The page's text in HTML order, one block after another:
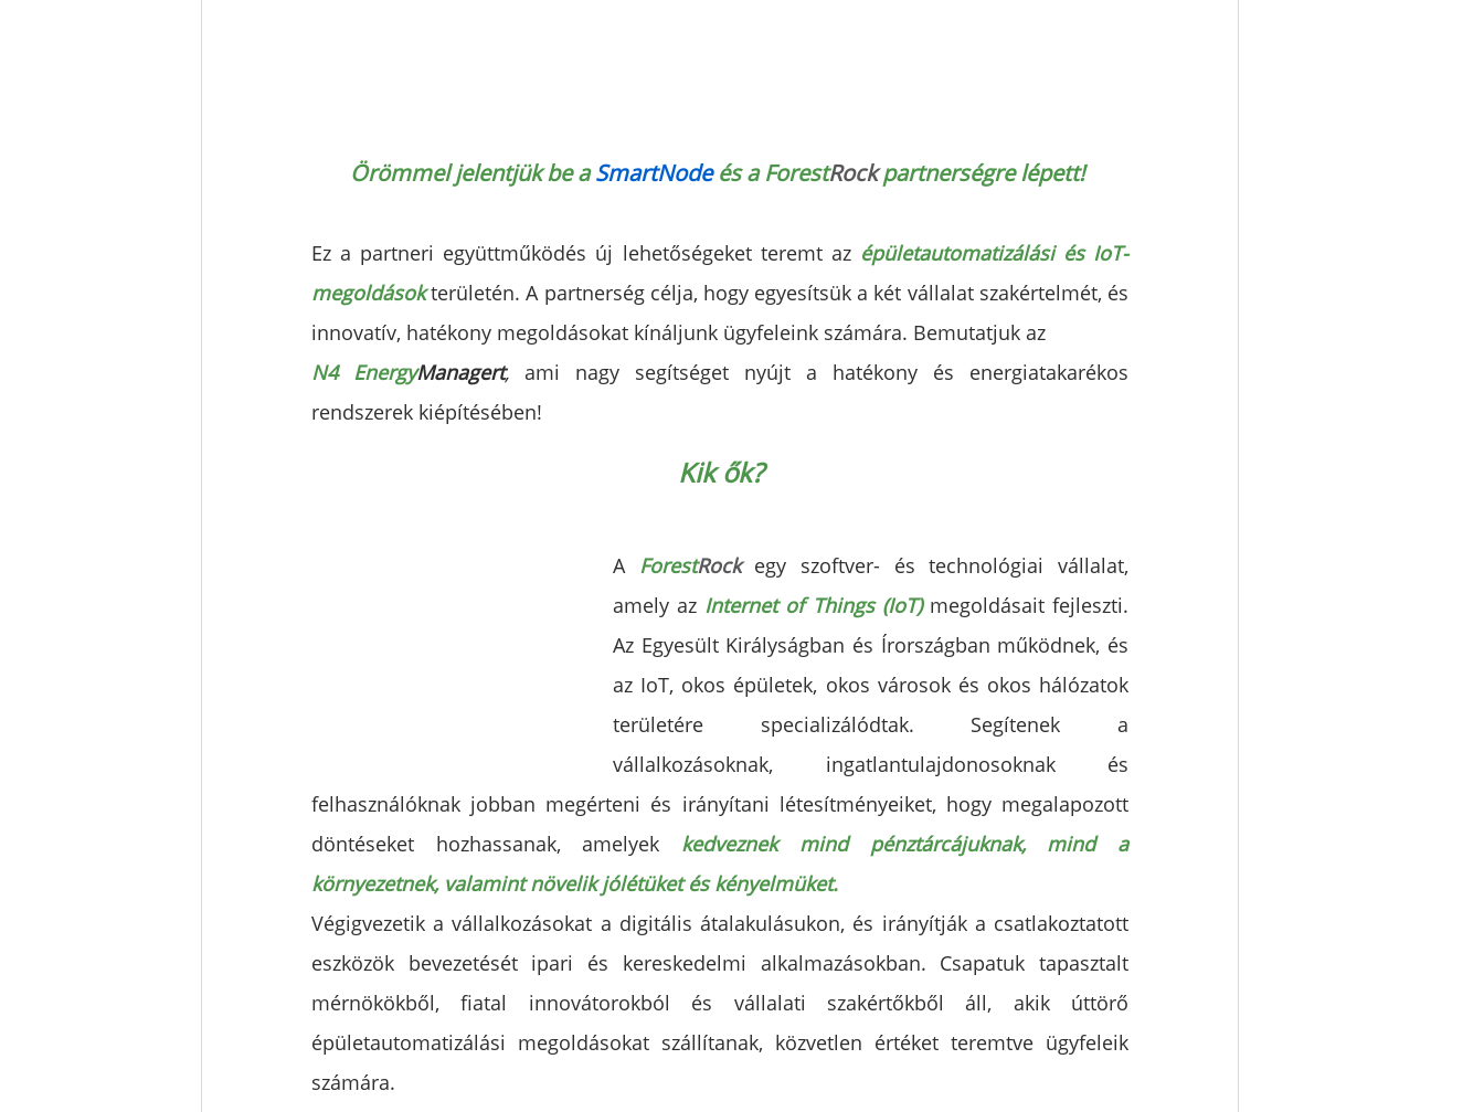
Örömmel jelentjük be a SmartNode és a ForestRock partnerségre lépett!
Ez a partneri együttműködés új lehetőségeket teremt az épületautomatizálási és IoT-
megoldások területén. A partnerség célja, hogy egyesítsük a két vállalat szakértelmét, és
innovatív, hatékony megoldásokat kínáljunk ügyfeleink számára. Bemutatjuk az
N4 EnergyManagert, ami nagy segítséget nyújt a hatékony és energiatakarékos
rendszerek kiépítésében!
Kik ők?
A ForestRock egy szoftver- és technológiai vállalat,
amely az Internet of Things (IoT) megoldásait fejleszti.
Az Egyesült Királyságban és Írországban működnek, és
az IoT, okos épületek, okos városok és okos hálózatok
területére specializálódtak. Segítenek a
vállalkozásoknak, ingatlantulajdonosoknak és
felhasználóknak jobban megérteni és irányítani létesítményeiket, hogy megalapozott
döntéseket hozhassanak, amelyek kedveznek mind pénztárcájuknak, mind a
környezetnek, valamint növelik jólétüket és kényelmüket.
Végigvezetik a vállalkozásokat a digitális átalakulásukon, és irányítják a csatlakoztatott
eszközök bevezetését ipari és kereskedelmi alkalmazásokban. Csapatuk tapasztalt
mérnökökből, fiatal innovátorokból és vállalati szakértőkből áll, akik úttörő
épületautomatizálási megoldásokat szállítanak, közvetlen értéket teremtve ügyfeleik
számára.